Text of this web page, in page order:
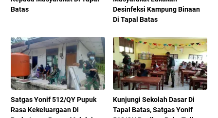
Batas
Desinfeksi Kampung Binaan
Di Tapal Batas
Satgas Yonif 512/QY Pupuk
Rasa Kekeluargaan Di
Kunjungi Sekolah Dasar Di
Tapal Batas, Satgas Yonif